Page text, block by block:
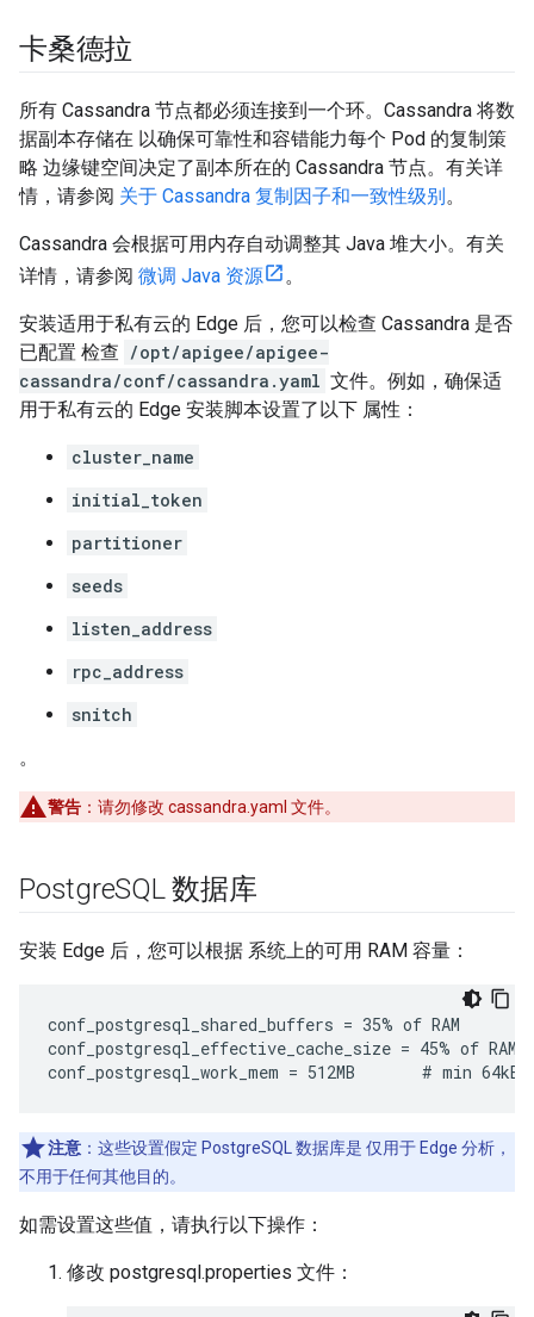
卡桑德拉
所有 Cassandra 节点都必须连接到一个环。Cassandra 将数
据副本存储在 以确保可靠性和容错能力每个 Pod 的复制策
略 边缘键空间决定了副本所在的 Cassandra 节点。有关详
情，请参阅 关于 Cassandra 复制因子和一致性级别。
Cassandra 会根据可用内存自动调整其 Java 堆大小。有关
详情，请参阅 微调 Java 资源 。
安装适用于私有云的 Edge 后，您可以检查 Cassandra 是否
已配置 检查 /opt/apigee/apigee-
cassandra/conf/cassandra.yaml 文件。例如，确保适
用于私有云的 Edge 安装脚本设置了以下 属性：
cluster_name
initial_token
partitioner
seeds
listen_address
rpc_address
snitch
。
警告 ：请勿修改 cassandra.yaml 文件。
PostgreSQL 数据库
安装 Edge 后，您可以根据 系统上的可用 RAM 容量：
conf_postgresql_shared_buffers = 35% of RAM      #
conf_postgresql_effective_cache_size = 45% of RAM
conf_postgresql_work_mem = 512MB       # min 64kB
注意 ：这些设置假定 PostgreSQL 数据库是 仅用于 Edge 分析，
不用于任何其他目的。
如需设置这些值，请执行以下操作：
修改 postgresql.properties 文件：